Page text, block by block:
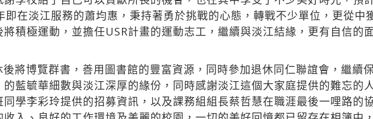
即在淡江服務的蕭均惠，秉持著勇於挑戰的心態，轉戰不少單位，更從中
積極運動，並擔任USR計畫的運動志工，繼續與淡江結緣，更有自信的
將博覽群書，善用圖書館的豐富資源，同時參加退休同仁聯誼會，繼續
藍毓華細數與淡江深厚的緣份，同時感謝淡江這個大家庭提供的難忘的
學李彩玲提供的招募資訊，以及課務組組長蔡哲慧在職涯最後一哩路的